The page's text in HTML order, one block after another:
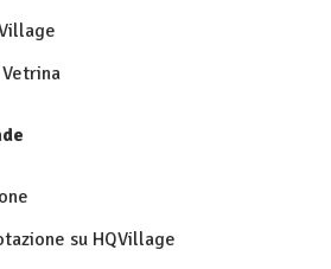
su HQVillage